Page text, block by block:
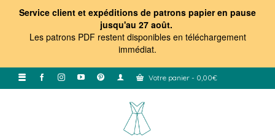
Service client et expéditions de patrons papier en pause
jusqu'au 27 août.
Les patrons PDF restent disponibles en téléchargement
immédiat.
Votre panier - 0,00€